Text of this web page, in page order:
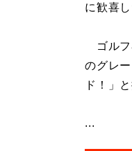
に歓喜
ゴルフ
のグレ
ド！」
...